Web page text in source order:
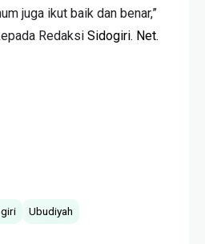
juga ikut baik dan benar,”
Redaksi Sidogiri. Net.
Ubudiyah